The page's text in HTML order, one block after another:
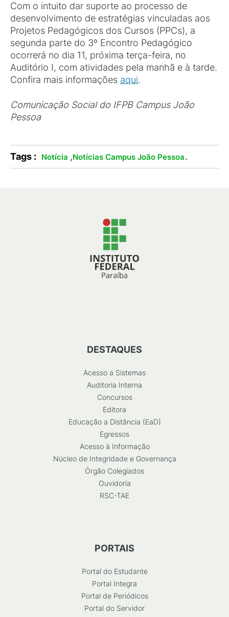
Com o intuito dar suporte ao processo de
desenvolvimento de estratégias vinculadas aos
Projetos Pedagógicos dos Cursos (PPCs), a
segunda parte do 3º Encontro Pedagógico
ocorrerá no dia 11, próxima terça-feira, no
Auditório I, com atividades pela manhã e à tarde.
Confira mais informações aqui.
Comunicação Social do IFPB Campus João
Pessoa
Tags : Notícia ,Notícias Campus João Pessoa.
DESTAQUES
Acesso a Sistemas
Auditoria Interna
Concursos
Editora
Educação a Distância (EaD)
Egressos
Acesso à Informação
Núcleo de Integridade e Governança
Órgão Colegiados
Ouvidoria
RSC-TAE
PORTAIS
Portal do Estudante
Portal Integra
Portal de Periódicos
Portal do Servidor